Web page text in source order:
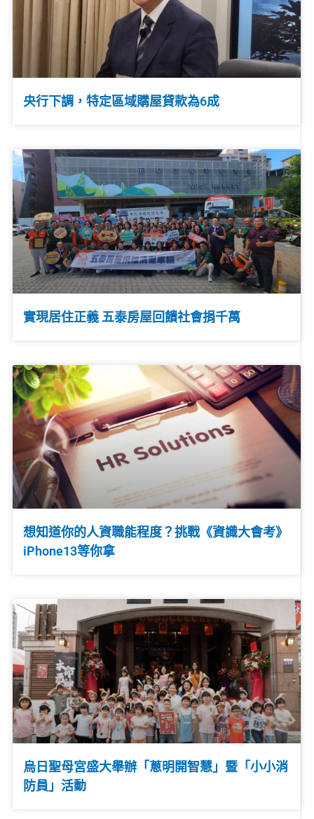
央行下調，特定區域購屋貸款為6成
實現居住正義 五泰房屋回饋社會捐千萬
想知道你的人資職能程度？挑戰《資識大會考》
iPhone13等你拿
烏日聖母宮盛大舉辦「蔥明開智慧」暨「小小消
防員」活動